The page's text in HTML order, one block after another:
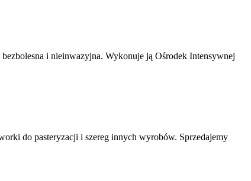
i nieinwazyjna. Wykonuje ją Ośrodek Intensywnej
do pasteryzacji i szereg innych wyrobów. Sprzedajemy